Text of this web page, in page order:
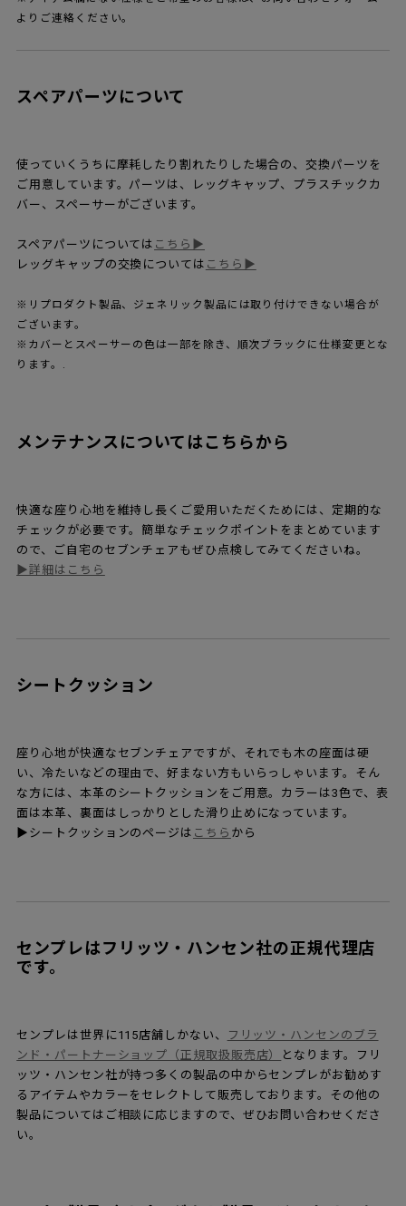
よりご連絡ください。
スペアパーツについて
使っていくうちに摩耗したり割れたりした場合の、交換パーツを
ご用意しています。パーツは、レッグキャップ、プラスチックカ
バー、スペーサーがございます。
スペアパーツについては こちら▶
レッグキャップの交換については こちら▶
※リプロダクト製品、ジェネリック製品には取り付けできない場合が
ございます。
※カバーとスペーサーの色は一部を除き、順次ブラックに仕様変更とな
ります。.
メンテナンスについてはこちらから
快適な座り心地を維持し長くご愛用いただくためには、定期的な
チェックが必要です。簡単なチェックポイントをまとめています
ので、ご自宅のセブンチェアもぜひ点検してみてくださいね。
▶詳細はこちら
シートクッション
座り心地が快適なセブンチェアですが、それでも木の座面は硬
い、冷たいなどの理由で、好まない方もいらっしゃいます。そん
な方には、本革のシートクッションをご用意。カラーは3色で、表
面は本革、裏面はしっかりとした滑り止めになっています。
▶︎シートクッションのページは こちら から
センプレはフリッツ・ハンセン社の正規代理店
です。
センプレは世界に115店舗しかない、
フリッツ・ハンセンのブラ
ンド・パートナーショップ（正規取扱販売店）
となります。フリ
ッツ・ハンセン社が持つ多くの製品の中からセンプレがお勧めす
るアイテムやカラーをセレクトして販売しております。その他の
製品についてはご相談に応じますので、ぜひお問い合わせくださ
い。